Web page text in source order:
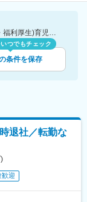
[勤務地]北海道 [業種]商社業界 [詳細条件](待遇・福利厚生)育児・託児支援制度
つでもチェック
条件を保存
退社／転勤な
歓迎